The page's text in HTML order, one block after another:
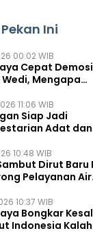
Ini
00:02 WIB
Cepat Demosi
Mengapa
11:06 WIB
Siap Jadi
Adat dan
10:48 WIB
Dirut Baru
Pelayanan Air
10:37 WIB
Bongkar
Indonesia Kalah